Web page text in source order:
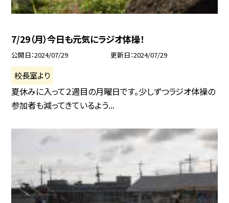
7/29（月）今日も元気にラジオ体操！
公開日 2024/07/29 更新日 2024/07/29
校長室より
夏休みに入って２週目の月曜日です。少しずつラジオ体操の
参加者も減ってきているよう...